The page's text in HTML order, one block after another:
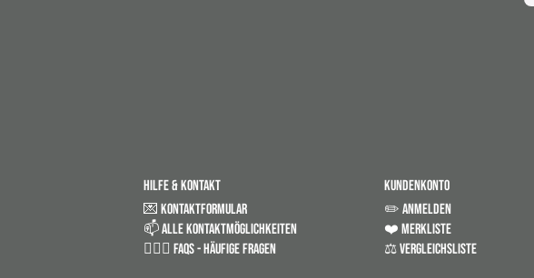
HILFE & KONTAKT
💌 KONTAKTFORMULAR
📫 ALLE KONTAKTMÖGLICHKEITEN
🤷🏼‍♂️ FAQS - HÄUFIGE FRAGEN
KUNDENKONTO
✏️ ANMELDEN
❤️ MERKLISTE
⚖️ VERGLEICHSLISTE